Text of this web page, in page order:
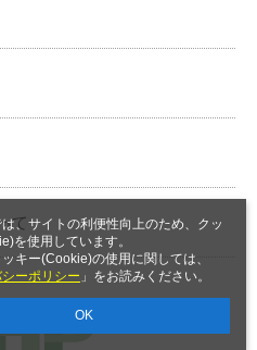
、サイトの利便性向上のため、クッ
を使用しています。
キー(Cookie)の使用に関しては、
ーポリシー 」をお読みください。
OK
て